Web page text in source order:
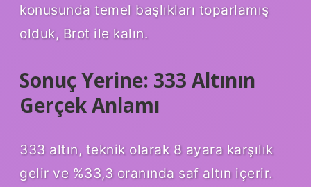
konusunda temel başlıkları toparlamış
olduk, Brot ile kalın.
Sonuç Yerine: 333 Altının
Gerçek Anlamı
333 altın, teknik olarak 8 ayara karşılık
gelir ve %33,3 oranında saf altın içerir.